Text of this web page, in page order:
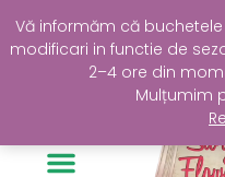
Vă informăm că
modificari in functie de
2–4 ore din
Mulțumim
content
Livrare GRATUITĂ în